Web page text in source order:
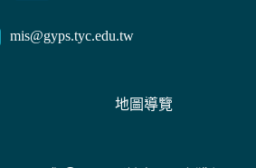
mis@gyps.tyc.edu.tw
地圖導覽